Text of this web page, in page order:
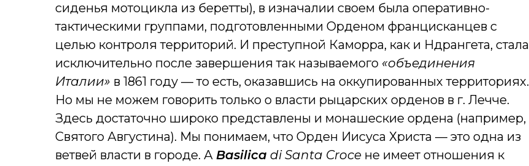
сиденья мотоцикла из беретты), в изначалии своем была оперативно-
тактическими группами, подготовленными Орденом францисканцев с
целью контроля территорий. И преступной Каморра, как и Ндрангета, стала
исключительно после завершения так называемого «объединения
Италии» в 1861 году — то есть, оказавшись на оккупированных территориях.
Но мы не можем говорить только о власти рыцарских орденов в г. Лечче.
Здесь достаточно широко представлены и монашеские ордена (например,
Святого Августина). Мы понимаем, что Орден Иисуса Христа — это одна из
ветвей власти в городе. А Basilica di Santa Croceне имеет отношения к